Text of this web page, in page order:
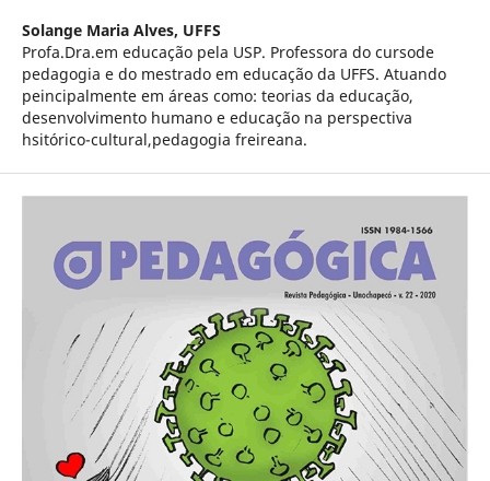
Solange Maria Alves, UFFS
Profa.Dra.em educação pela USP. Professora do cursode
pedagogia e do mestrado em educação da UFFS. Atuando
peincipalmente em áreas como: teorias da educação,
desenvolvimento humano e educação na perspectiva
hsitórico-cultural,pedagogia freireana.